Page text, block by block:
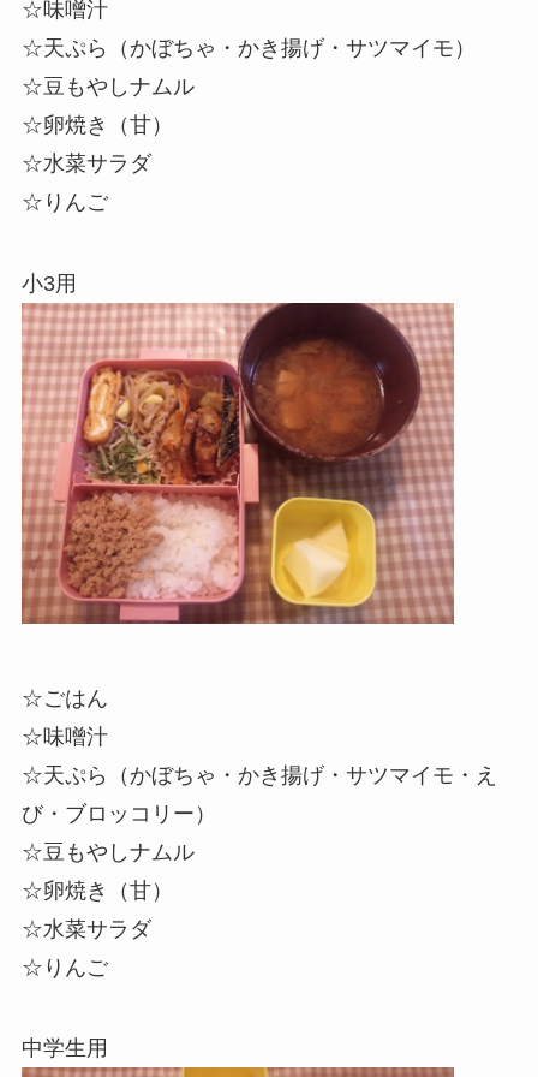
☆味噌汁
☆天ぷら（かぼちゃ・ かき揚げ・サツマイモ）
☆豆もやしナムル
☆卵焼き（甘）
☆水菜サラダ
☆りんご
小3用
☆ごはん
☆味噌汁
☆天ぷら（かぼちゃ・ かき揚げ・サツマイモ・え
び・ ブロッコリー ）
☆豆もやしナムル
☆卵焼き（甘）
☆水菜サラダ
☆りんご
中学生用